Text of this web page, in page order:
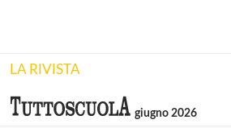
LA RIVISTA
giugno 2026